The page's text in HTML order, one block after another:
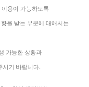
용이 가능하도록
을 받는 부분에 대해서는
가능한 상황과
시기 바랍니다.